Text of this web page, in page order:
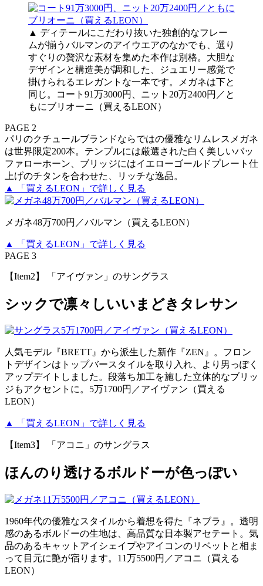
▲ ディテールにこだわり抜いた独創的なフレー
ムが揃うバルマンのアイウエアのなかでも、選り
すぐりの贅沢な素材を集めた本作は別格。大胆な
デザインと構造美が調和した、ジュエリー感覚で
掛けられるエレガントな一本です。メガネは下と
同じ。コート91万3000円、ニット20万2400円／と
もにブリオーニ（買えるLEON）
PAGE 2
パリのクチュールブランドならではの優雅なリムレスメガネ
は世界限定200本。テンプルには厳選された白く美しいバッ
ファローホーン、ブリッジにはイエローゴールドプレート仕
上げのチタンを合わせた、リッチな逸品。
▲ 「買えるLEON」で詳しく見る
メガネ48万700円／バルマン（買えるLEON）
▲ 「買えるLEON」で詳しく見る
PAGE 3
【Item2】 「アイヴァン」のサングラス
シックで凛々しいいまどきタレサン
人気モデル『BRETT』から派生した新作『ZEN』。フロン
トデザインはトップバースタイルを取り入れ、より男っぽく
アップデイトしました。段落ち加工を施した立体的なブリッ
ジもアクセントに。5万1700円／アイヴァン（買える
LEON）
▲ 「買えるLEON」で詳しく見る
【Item3】 「アコニ」のサングラス
ほんのり透けるボルドーが色っぽい
1960年代の優雅なスタイルから着想を得た『ネブラ』。透明
感のあるボルドーの生地は、高品質な日本製アセテート。気
品のあるキャットアイシェイプやアイコンのリベットと相ま
って目元に艶が宿ります。11万5500円／アコニ（買える
LEON）